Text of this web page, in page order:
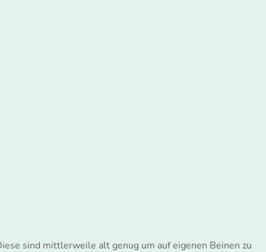
sind mittlerweile alt genug um auf eigenen Beinen zu